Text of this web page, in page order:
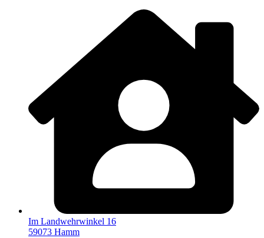
Im Landwehrwinkel 16
59073 Hamm